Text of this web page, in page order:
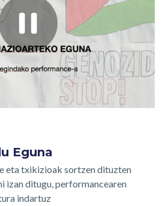
Eguna
eta txikizioak sortzen dituzten
izan ditugu, performancearen
indartuz